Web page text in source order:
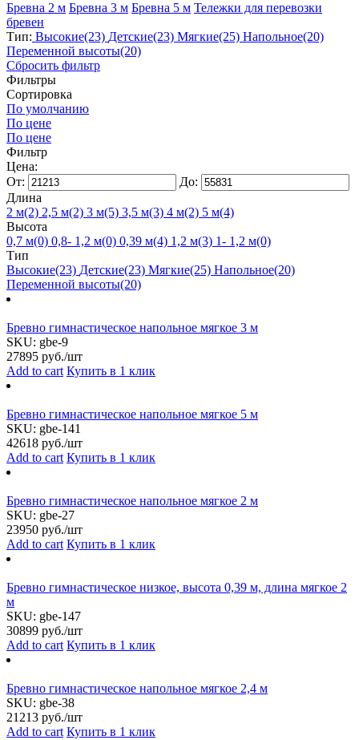
Бревна 2 м Бревна 3 м Бревна 5 м Тележки для перевозки
бревен
Тип: Высокие(23) Детские(23) Мягкие(25) Напольное(20)
Переменной высоты(20)
Сбросить фильтр
Фильтры
Сортировка
По умолчанию
По цене
По цене
Фильтр
Цена:
От:
До:
Длина
2 м(2) 2,5 м(2) 3 м(5) 3,5 м(3) 4 м(2) 5 м(4)
Высота
0,7 м(0) 0,8- 1,2 м(0) 0,39 м(4) 1,2 м(3) 1- 1,2 м(0)
Тип
Высокие(23) Детские(23) Мягкие(25) Напольное(20)
Переменной высоты(20)
Бревно гимнастическое напольное мягкое 3 м
SKU: gbe-9
27895 руб./шт
Add to cart Купить в 1 клик
Бревно гимнастическое напольное мягкое 5 м
SKU: gbe-141
42618 руб./шт
Add to cart Купить в 1 клик
Бревно гимнастическое напольное мягкое 2 м
SKU: gbe-27
23950 руб./шт
Add to cart Купить в 1 клик
Бревно гимнастическое низкое, высота 0,39 м, длина мягкое 2
м
SKU: gbe-147
30899 руб./шт
Add to cart Купить в 1 клик
Бревно гимнастическое напольное мягкое 2,4 м
SKU: gbe-38
21213 руб./шт
Add to cart Купить в 1 клик